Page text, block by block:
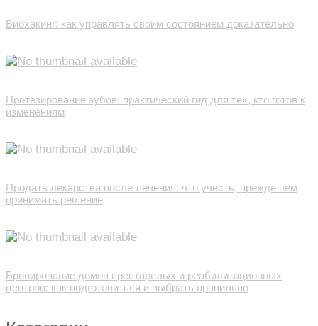
Биохакинг: как управлять своим состоянием доказательно
Протезирование зубов: практический гид для тех, кто готов к
изменениям
Продать лекарства после лечения: что учесть, прежде чем
принимать решение
Бронирование домов престарелых и реабилитационных
центров: как подготовиться и выбрать правильно